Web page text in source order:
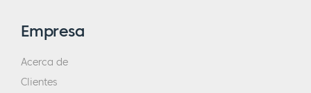
Empresa
Acerca de
Clientes